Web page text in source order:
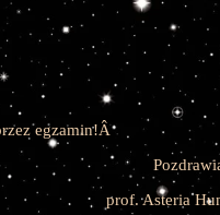
egzamin!Â
prof. Asteria